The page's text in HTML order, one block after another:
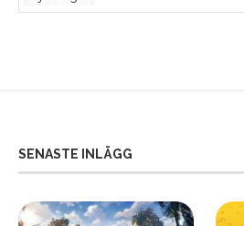
SENASTE INLÄGG